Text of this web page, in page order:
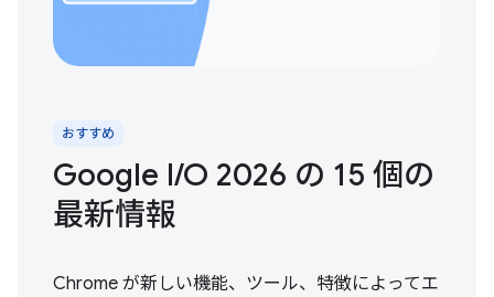
おすすめ
Google I/O 2026 の 15 個の
最新情報
Chrome が新しい機能、ツール、特徴によってエ